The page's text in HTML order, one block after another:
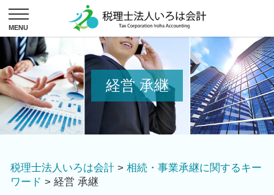
経営 承継
税理士法人いろは会計 > 相続・事業承継に関するキー
ワード > 経営 承継